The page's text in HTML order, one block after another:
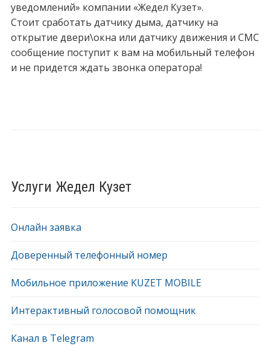
Услуги Жедел Кузет
Онлайн заявка
Доверенный телефонный номер
Мобильное приложение KUZET MOBILE
Интерактивный голосовой помощник
Канал в Telegram
уведомлений» компании «Жедел Кузет».
Стоит сработать датчику дыма, датчику на
открытие двери\окна или датчику движения и СМС
сообщение поступит к вам на мобильный телефон
и не придется ждать звонка оператора!